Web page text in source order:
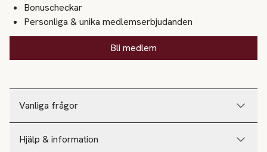
Vanliga frågor
Hjälp & information
Bonuscheckar
Personliga & unika medlemserbjudanden
Bli medlem